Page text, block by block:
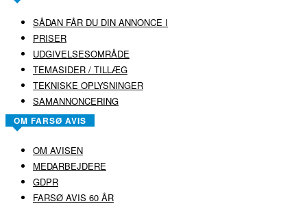
SÅDAN FÅR DU DIN ANNONCE I
PRISER
UDGIVELSESOMRÅDE
TEMASIDER / TILLÆG
TEKNISKE OPLYSNINGER
SAMANNONCERING
OM FARSØ AVIS
OM AVISEN
MEDARBEJDERE
GDPR
FARSØ AVIS 60 ÅR